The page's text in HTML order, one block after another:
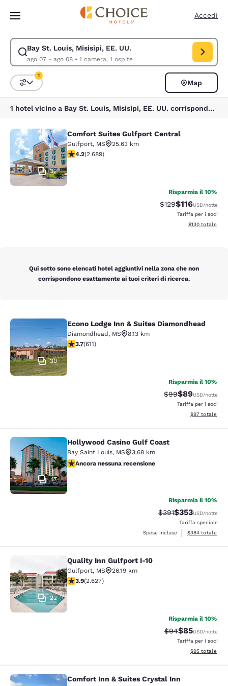
Vai A Contenuto Principale
Accedi
Bay St. Louis, Misisipi, EE. UU.
ago 07 - ago 08• 1 camera, 1 ospite
Modifica la ricerca per Bay St. Louis, Misisipi, EE. UU.. Data di check-
Ordina e filtra
1
Map
1 hotel vicino a Bay St. Louis, Misisipi, EE. UU. corrispondono ai tuoi filtri
Comfort Suites Gulfport Central
32
Comfort Suites Gulfport Central
Gulfport, MS
25.63 km
Valutazione di 4.15 stelle. Molto buono. 2689
4.2(2.689)
Risparmia il 10%
Tariffa di
$129Tariffa
$116USD/notte
Tariffa per i soci
Visualizza i
$130 totale
Qui sotto sono elencati hotel aggiuntivi nella zona che non
corrispondono esattamente ai tuoi criteri di ricerca.
Econo Lodge Inn & Suites
30
Econo Lodge Inn & Suites Diamondhead
Diamondhead, MS
8.13 km
Valutazione di 3.73 stelle. Buono. 611 recensioni
3.7(611)
Risparmia il 10%
Tariffa di
$99Tariffa
$89USD/notte
Tariffa per i soci
Visualizza i
$97 totale
Hollywood Casino Gulf Coast
47
Hollywood Casino Gulf Coast
Bay Saint Louis, MS
3.68 km
Ancora nessuna recensione
Ancora nessuna recensione
Risparmia il 10%
Tariffa di barratura:
$391Tariffa
$353USD/notte
Tariffa speciale
Spese incluse
Visualizza i
$384 totale
Quality Inn Gulfport I-10
22
Quality Inn Gulfport I-10
Gulfport, MS
26.19 km
Valutazione di 3.93 stelle. Buono. 2627 recensioni
3.9(2.627)
Risparmia il 10%
Tariffa di
$94Tariffa
$85USD/notte
Tariffa per i soci
Visualizza i
$95 totale
Comfort Inn & Suites Crystal Inn
Comfort Inn & Suites Crystal Inn